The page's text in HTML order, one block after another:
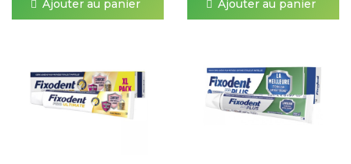
Ajouter au panier Ajouter au panier